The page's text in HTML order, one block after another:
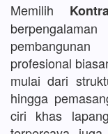
Memilih
profesional
mulai dari
hingga
ciri khas